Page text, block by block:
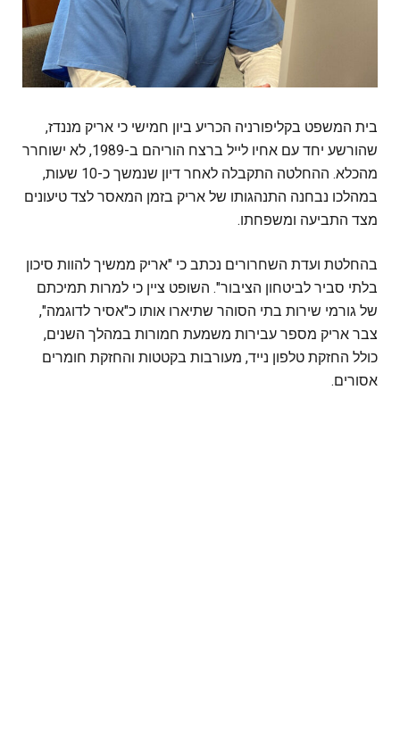
בית המשפט בקליפורניה הכריע ביון חמישי כי אריק מננדז,
שהורשע יחד עם אחיו לייל ברצח הוריהם ב-1989, לא ישוחרר
מהכלא. ההחלטה התקבלה לאחר דיון שנמשך כ-10 שעות,
במהלכו נבחנה התנהגותו של אריק בזמן המאסר לצד טיעונים
מצד התביעה ומשפחתו.
בהחלטת ועדת השחרורים נכתב כי "אריק ממשיך להוות סיכון
בלתי סביר לביטחון הציבור". השופט ציין כי למרות תמיכתם
של גורמי שירות בתי הסוהר שתיארו אותו כ"אסיר לדוגמה",
צבר אריק מספר עבירות משמעת חמורות במהלך השנים,
כולל החזקת טלפון נייד, מעורבות בקטטות והחזקת חומרים
אסורים.